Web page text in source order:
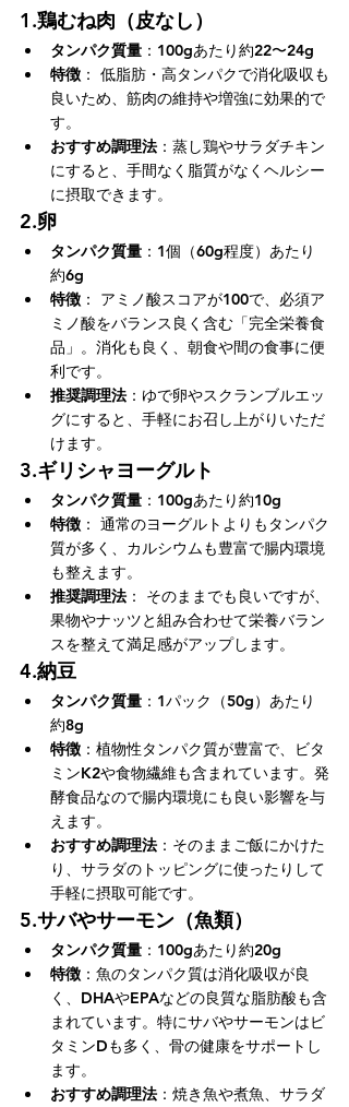
1.鶏むね肉（皮なし）
タンパク質量 ：100gあたり約22〜24g
特徴 ： 低脂肪・高タンパクで消化吸収も
良いため、筋肉の維持や増強に効果的で
す。
おすすめ調理法 ：蒸し鶏やサラダチキン
にすると、手間なく脂質がなくヘルシー
に摂取できます。
2.卵
タンパク質量 ：1個（60g程度）あたり
約6g
特徴 ： アミノ酸スコアが100で、必須ア
ミノ酸をバランス良く含む「完全栄養食
品」。消化も良く、朝食や間の食事に便
利です。
推奨調理法 ：ゆで卵やスクランブルエッ
グにすると、手軽にお召し上がりいただ
けます。
3.ギリシャヨーグルト
タンパク質量 ：100gあたり約10g
特徴 ： 通常のヨーグルトよりもタンパク
質が多く、カルシウムも豊富で腸内環境
も整えます。
推奨調理法 ： そのままでも良いですが、
果物やナッツと組み合わせて栄養バラン
スを整えて満足感がアップします。
4.納豆
タンパク質量 ：1パック（50g）あたり
約8g
特徴 ：植物性タンパク質が豊富で、ビタ
ミンK2や食物繊維も含まれています。発
酵食品なので腸内環境にも良い影響を与
えます。
おすすめ調理法 ：そのままご飯にかけた
り、サラダのトッピングに使ったりして
手軽に摂取可能です。
5.サバやサーモン（魚類）
タンパク質量 ：100gあたり約20g
特徴 ：魚のタンパク質は消化吸収が良
く、DHAやEPAなどの良質な脂肪酸も含
まれています。特にサバやサーモンはビ
タミンDも多く、骨の健康をサポートし
ます。
おすすめ調理法 ：焼き魚や煮魚、サラダ